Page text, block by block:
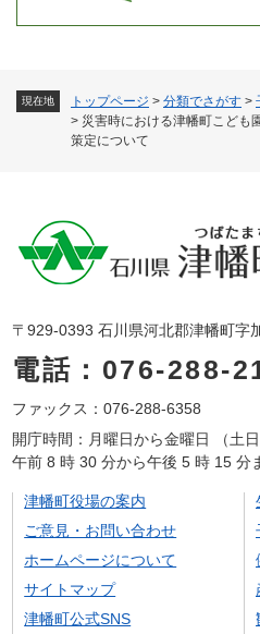
現在地 トップページ > 分類でさがす >
> 災害時における津幡町こども
策定について
〒929-0393 石川県河北郡津幡町字
電話：076-288-
ファックス：076-288-6358
開庁時間：月曜日から金曜日 （土
午前 8 時 30 分から午後 5 時 15 分
津幡町役場の案内
ご意見・お問い合わせ
ホームページについて
サイトマップ
津幡町公式SNS